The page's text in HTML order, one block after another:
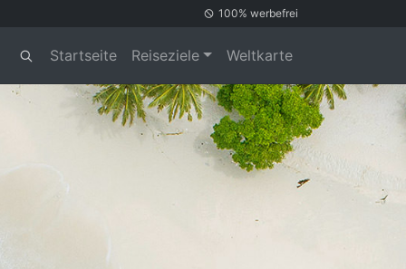
100% werbefrei
Startseite Reiseziele Weltkarte